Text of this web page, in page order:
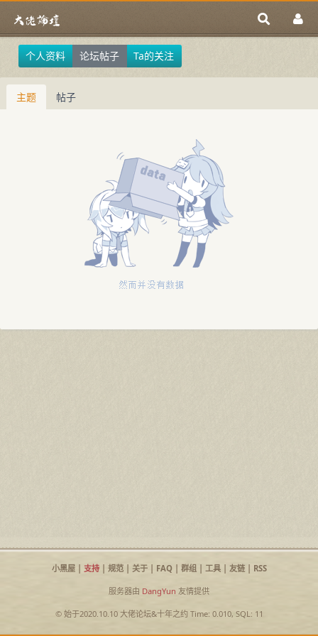
个人资料 论坛帖子 Ta的关注
主题 帖子
小黑屋| 支持| 规范| 关于| FAQ| 群组| 工具| 友链| RSS
服务器由 DangYun 友情提供
© 始于2020.10.10 大佬论坛&十年之约Time: 0.010, SQL: 11